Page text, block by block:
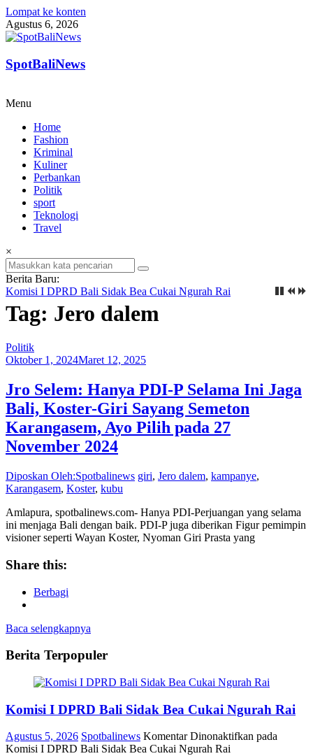
Lompat ke konten
Agustus 6, 2026
SpotBaliNews
Menu
Home
Fashion
Kriminal
Kuliner
Perbankan
Politik
sport
Teknologi
Travel
×
Berita Baru:
Komisi I DPRD Bali Sidak Bea Cukai Ngurah Rai
Tag: Jero dalem
Politik
Oktober 1, 2024Maret 12, 2025
Jro Selem: Hanya PDI-P Selama Ini Jaga
Bali, Koster-Giri Sayang Semeton
Karangasem, Ayo Pilih pada 27
November 2024
Diposkan Oleh:Spotbalinews giri, Jero dalem, kampanye,
Karangasem, Koster, kubu
Amlapura, spotbalinews.com- Hanya PDI-Perjuangan yang selama
ini menjaga Bali dengan baik. PDI-P juga diberikan Figur pemimpin
visioner seperti Wayan Koster, Nyoman Giri Prasta yang
Share this:
Berbagi
Baca selengkapnya
Berita Terpopuler
Komisi I DPRD Bali Sidak Bea Cukai Ngurah Rai
Agustus 5, 2026 Spotbalinews Komentar Dinonaktifkan pada
Komisi I DPRD Bali Sidak Bea Cukai Ngurah Rai